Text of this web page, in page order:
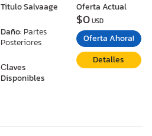
Titulo Salvaage
Daño: Partes
Posteriores
Сlaves
Disponibles
Oferta Actual
$0USD
Oferta Ahora!
Detalles